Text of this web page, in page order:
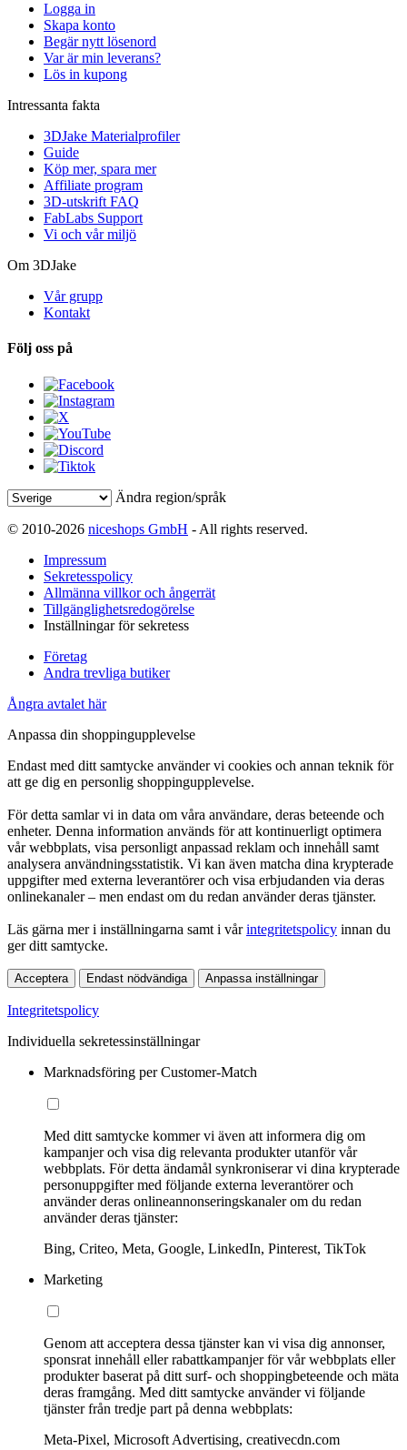
Logga in
Skapa konto
Begär nytt lösenord
Var är min leverans?
Lös in kupong
Intressanta fakta
3DJake Materialprofiler
Guide
Köp mer, spara mer
Affiliate program
3D-utskrift FAQ
FabLabs Support
Vi och vår miljö
Om 3DJake
Vår grupp
Kontakt
Följ oss på
Ändra region/språk
© 2010-2026 niceshops GmbH - All rights reserved.
Impressum
Sekretesspolicy
Allmänna villkor och ångerrät
Tillgänglighetsredogörelse
Inställningar för sekretess
Företag
Andra trevliga butiker
Ångra avtalet här
Anpassa din shoppingupplevelse
Endast med ditt samtycke använder vi cookies och annan teknik för
att ge dig en personlig shoppingupplevelse.
För detta samlar vi in data om våra användare, deras beteende och
enheter. Denna information används för att kontinuerligt optimera
vår webbplats, visa personligt anpassad reklam och innehåll samt
analysera användningsstatistik. Vi kan även matcha dina krypterade
uppgifter med externa leverantörer och visa erbjudanden via deras
onlinekanaler – men endast om du redan använder deras tjänster.
Läs gärna mer i inställningarna samt i vårintegritetspolicy innan du
ger ditt samtycke.
Acceptera Endast nödvändiga Anpassa inställningar
Integritetspolicy
Individuella sekretessinställningar
Marknadsföring per Customer-Match
Med ditt samtycke kommer vi även att informera dig om
kampanjer och visa dig relevanta produkter utanför vår
webbplats. För detta ändamål synkroniserar vi dina krypterade
personuppgifter med följande externa leverantörer och
använder deras onlineannonseringskanaler om du redan
använder deras tjänster:
Bing, Criteo, Meta, Google, LinkedIn, Pinterest, TikTok
Marketing
Genom att acceptera dessa tjänster kan vi visa dig annonser,
sponsrat innehåll eller rabattkampanjer för vår webbplats eller
produkter baserat på ditt surf- och shoppingbeteende och mäta
deras framgång. Med ditt samtycke använder vi följande
tjänster från tredje part på denna webbplats:
Meta-Pixel, Microsoft Advertising, creativecdn.com